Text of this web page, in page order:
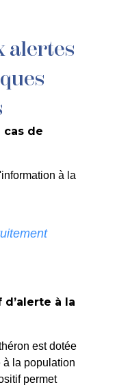
Lubéron –
alertes
cas de
à la
à la
est dotée
à la population
permet